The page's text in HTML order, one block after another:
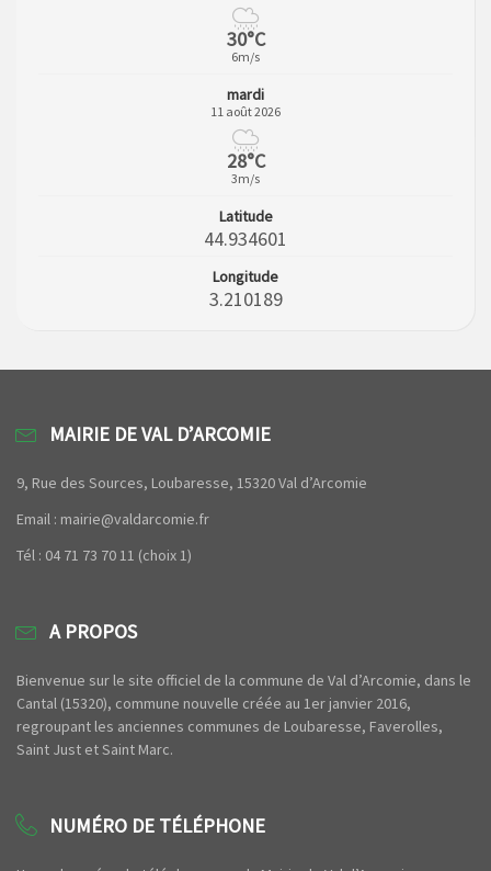
30°C
6m/s
mardi
11 août 2026
28°C
3m/s
Latitude
44.934601
Longitude
3.210189
MAIRIE DE VAL D’ARCOMIE
9, Rue des Sources, Loubaresse, 15320 Val d’Arcomie
Email : mairie@valdarcomie.fr
Tél : 04 71 73 70 11 (choix 1)
A PROPOS
Bienvenue sur le site officiel de la commune de Val d’Arcomie, dans le
Cantal (15320), commune nouvelle créée au 1er janvier 2016,
regroupant les anciennes communes de Loubaresse, Faverolles,
Saint Just et Saint Marc.
NUMÉRO DE TÉLÉPHONE